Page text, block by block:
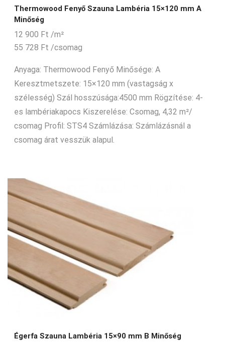
Thermowood Fenyő Szauna Lambéria 15×120 mm A
Minőség
12 900 Ft /m²
55 728 Ft /csomag
Anyaga: Thermowood Fenyő Minősége: A
Keresztmetszete: 15×120 mm (vastagság x
szélesség) Szál hosszúsága:4500 mm Rögzítése: 4-
es lambériakapocs Kiszerelése: Csomag, 4,32 m²/
csomag Profil: STS4 Számlázása: Számlázásnál a
csomag árat vesszük alapul.
Égerfa Szauna Lambéria 15×90 mm B Minőség